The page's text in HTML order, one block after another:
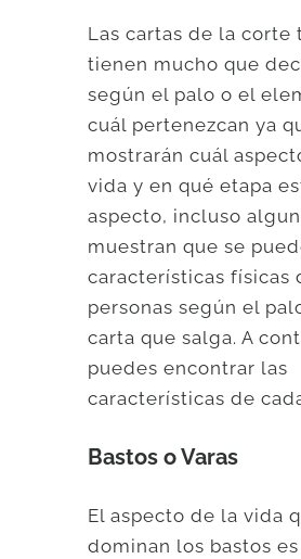
Las cartas de la corte
tienen mucho que
según el palo o el
cuál pertenezcan ya
mostrarán cuál
vida y en qué etapa
aspecto, incluso
muestran que se
características físicas
personas según el
carta que salga. A
puedes encontrar las
características de
Bastos o Varas
El aspecto de la vida
dominan los bastos